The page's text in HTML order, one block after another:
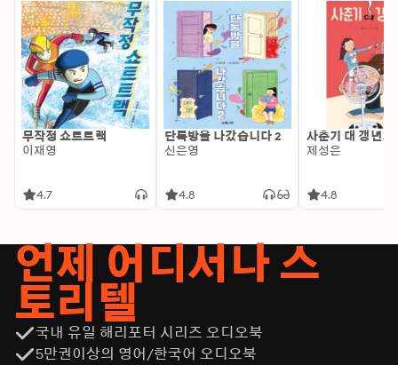
무작정 쇼트트랙
이재영
4.7
단톡방을 나갔습니다 2
신은영
4.8
사춘기 대 갱년기
제성은
4.8
언제 어디서나 스
토리텔
국내 유일 해리포터 시리즈 오디오북
5만권이상의 영어/한국어 오디오북